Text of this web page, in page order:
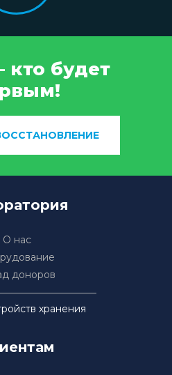
кто будет
О нас
доноров
хранения